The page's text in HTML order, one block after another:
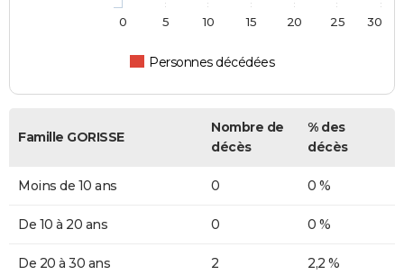
Personnes décédées
0 5 10 15 20 25 30
Famille GORISSE
Nombre de
décès
% des
décès
Moins de 10 ans 0 0 %
De 10 à 20 ans 0 0 %
De 20 à 30 ans 2 2,2 %